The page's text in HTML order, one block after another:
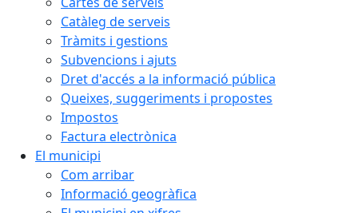
Catàleg de serveis
Tràmits i gestions
Subvencions i ajuts
Dret d'accés a la informació pública
Queixes, suggeriments i propostes
Impostos
Factura electrònica
El municipi
Com arribar
Informació geogràfica